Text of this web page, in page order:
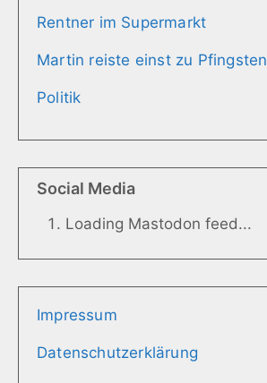
Rentner im Supermarkt
Martin reiste einst zu Pfingsten
Politik
Social Media
Loading Mastodon feed...
Impressum
Datenschutzerklärung